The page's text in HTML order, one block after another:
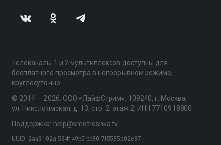
Телеканалы 1 и 2 мультиплексов доступны для
бесплатного просмотра в непрерывном режиме,
круглосуточно.
© 2014 — 2026, ООО «ЛайфСтрим», 109240, г. Москва,
ул. Николоямская, д. 13, стр. 2, этаж 2, ИНН 7710918800
Поддержка: help@smotreshka.tv
UUID: 2aa3102a-534f-49b5-bb80-7f5535c02e87